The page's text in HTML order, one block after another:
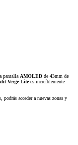
pantalla AMOLED de 43mm de
Verge Litees increíblemente
acceder a nuevas zonas y